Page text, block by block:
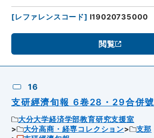
[レファレンスコード] I19020735000
閲覧
16
支研經濟旬報 6卷28・29合併號
大分大学経済学部教育研究支援室
大分高商・経専コレクション
支那